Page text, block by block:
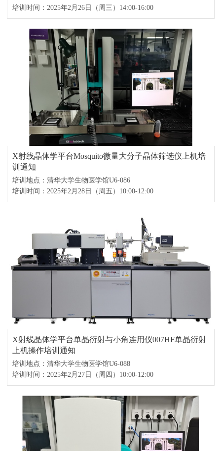
培训时间：2025年2月26日（周三）14:00-16:00
X射线晶体学平台Mosquito微量大分子晶体筛选仪上机培
训通知
培训地点：清华大学生物医学馆U6-086
培训时间：2025年2月28日（周五）10:00-12:00
X射线晶体学平台单晶衍射与小角连用仪007HF单晶衍射
上机操作培训通知
培训地点：清华大学生物医学馆U6-088
培训时间：2025年2月27日（周四）10:00-12:00